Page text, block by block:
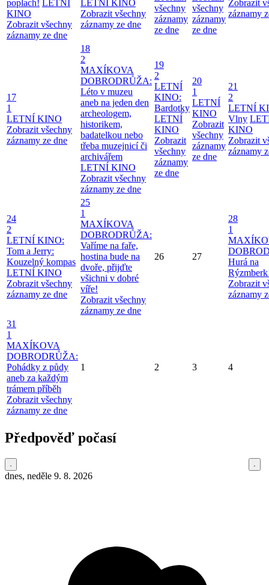
poplach!
LETNÍ
KINO
Zobrazit všechny
záznamy ze dne
LETNÍ KINO
Zobrazit všechny
záznamy ze dne
všechny
záznamy
ze dne
všechny
záznamy
ze dne
Zobrazit
záznamy
17
1
LETNÍ KINO
Zobrazit všechny
záznamy ze dne
18
2
MAXÍKOVA
DOBRODRŮŽA:
Léto v muzeu
aneb na jeden den
archeologem,
historikem,
badatelkou nebo
třeba muzejnicí či
archivářem
LETNÍ KINO
Zobrazit všechny
záznamy ze dne
19
2
LETNÍ
KINO:
Bardotky
LETNÍ
KINO
Zobrazit
všechny
záznamy
ze dne
20
1
LETNÍ
KINO
Zobrazit
všechny
záznamy
ze dne
21
2
LETNÍ
Vlny
KINO
Zobrazit
záznamy
24
2
LETNÍ KINO:
Tom a Jerry:
Kouzelný kompas
LETNÍ KINO
Zobrazit všechny
záznamy ze dne
25
1
MAXÍKOVA
DOBRODRŮŽA:
Vaříme na faře,
hostina bude na
dvoře, přijďte
všichni v dobré
víře!
Zobrazit všechny
záznamy ze dne
26 27
28
1
Hurá na
Zobrazit
záznamy
31
1
MAXÍKOVA
DOBRODRŮŽA:
Pohádky z půdy
aneb za každým
trámem příběh
Zobrazit všechny
záznamy ze dne
1 2 3 4
Předpověď počasí
dnes, neděle 9. 8. 2026